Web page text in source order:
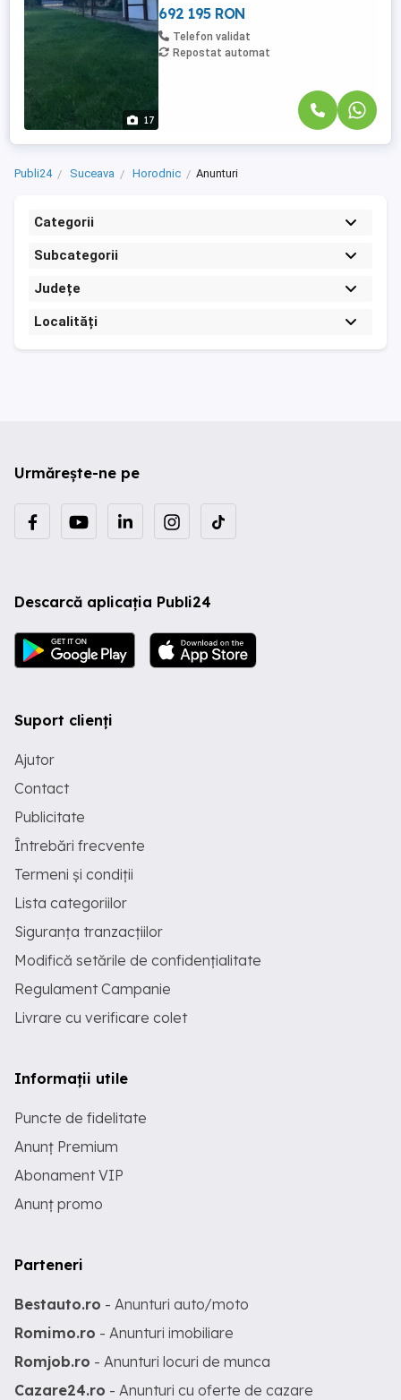
17
familie. Izolată ...
692 195 RON
Telefon validat
Repostat automat
Publi24 Suceava Horodnic Anunturi
Categorii
Subcategorii
Județe
Localități
Urmărește-ne pe
Descarcă aplicația Publi24
Suport clienți
Ajutor
Contact
Publicitate
Întrebări frecvente
Termeni și condiții
Lista categoriilor
Siguranța tranzacțiilor
Modifică setările de confidențialitate
Regulament Campanie
Livrare cu verificare colet
Informații utile
Puncte de fidelitate
Anunț Premium
Abonament VIP
Anunț promo
Parteneri
Bestauto.ro - Anunturi auto/moto
Romimo.ro - Anunturi imobiliare
Romjob.ro - Anunturi locuri de munca
Cazare24.ro - Anunturi cu oferte de cazare